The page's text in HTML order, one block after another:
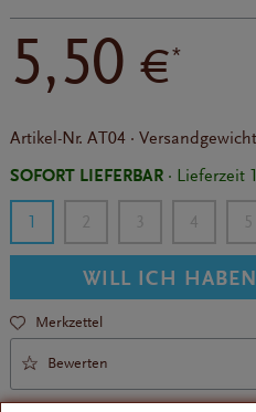
5,50€*
Artikel-Nr. AT04 · Versandgewicht
SOFORT LIEFERBAR· Lieferzeit
1 2 3 4 5
WILL ICH HABEN
Merkzettel
Bewerten